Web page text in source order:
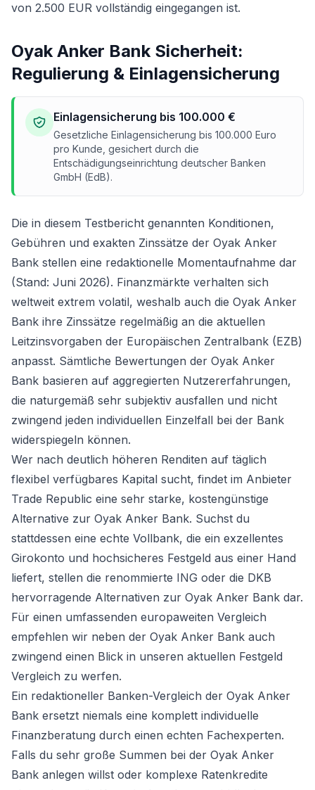
von 2.500 EUR vollständig eingegangen ist.
Oyak Anker Bank Sicherheit:
Regulierung & Einlagensicherung
Einlagensicherung bis 100.000 €
Gesetzliche Einlagensicherung bis 100.000 Euro
pro Kunde, gesichert durch die
Entschädigungseinrichtung deutscher Banken
GmbH (EdB).
Die in diesem Testbericht genannten Konditionen,
Gebühren und exakten Zinssätze der Oyak Anker
Bank stellen eine redaktionelle Momentaufnahme dar
(Stand: Juni 2026). Finanzmärkte verhalten sich
weltweit extrem volatil, weshalb auch die Oyak Anker
Bank ihre Zinssätze regelmäßig an die aktuellen
Leitzinsvorgaben der Europäischen Zentralbank (EZB)
anpasst. Sämtliche Bewertungen der Oyak Anker
Bank basieren auf aggregierten Nutzererfahrungen,
die naturgemäß sehr subjektiv ausfallen und nicht
zwingend jeden individuellen Einzelfall bei der Bank
widerspiegeln können.
Wer nach deutlich höheren Renditen auf täglich
flexibel verfügbares Kapital sucht, findet im Anbieter
Trade Republic eine sehr starke, kostengünstige
Alternative zur Oyak Anker Bank. Suchst du
stattdessen eine echte Vollbank, die ein exzellentes
Girokonto und hochsicheres Festgeld aus einer Hand
liefert, stellen die renommierte ING oder die DKB
hervorragende Alternativen zur Oyak Anker Bank dar.
Für einen umfassenden europaweiten Vergleich
empfehlen wir neben der Oyak Anker Bank auch
zwingend einen Blick in unseren aktuellen Festgeld
Vergleich zu werfen.
Ein redaktioneller Banken-Vergleich der Oyak Anker
Bank ersetzt niemals eine komplett individuelle
Finanzberatung durch einen echten Fachexperten.
Falls du sehr große Summen bei der Oyak Anker
Bank anlegen willst oder komplexe Ratenkredite